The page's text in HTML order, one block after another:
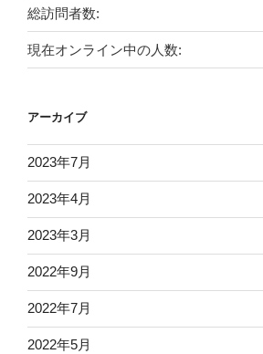
総訪問者数:
現在オンライン中の人数:
アーカイブ
2023年7月
2023年4月
2023年3月
2022年9月
2022年7月
2022年5月